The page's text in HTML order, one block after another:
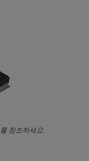
참조하세요.